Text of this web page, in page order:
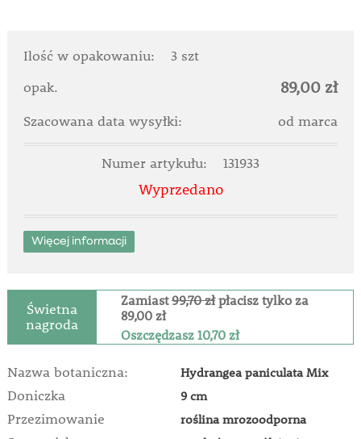
Ilość w opakowaniu:
3 szt
opak.
89,00 zł
Szacowana data wysyłki: od marca
Numer artykułu: 131933
Wyprzedano
Więcej informacji
Świetna
nagroda
Zamiast99,70 złpłacisz tylko za
89,00 zł
Oszczędzasz 10,70 zł
Nazwa botaniczna: Hydrangea paniculata Mix
Doniczka 9 cm
Przezimowanie roślina mrozoodporna